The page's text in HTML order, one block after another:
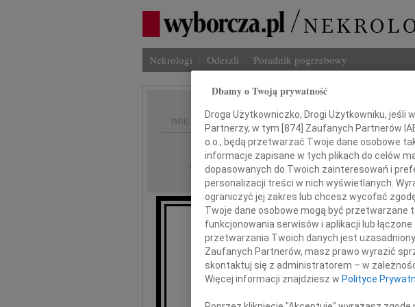
Nekrologi Odeszli Poradnik pogrzebowy
IMIĘ I NAZWISKO:
REGION: Częstochowa
DATA EMISJI: 20.01.2017
Dziesięć lat temu, 22 stycznia 2007 roku,
dr inż. Tadeusz
Dbamy o Twoją prywatność
Droga Użytkowniczko, Drogi Użytkowniku, jeśli
Partnerzy, w tym [874] Zaufanych Partnerów
o.o., będą przetwarzać Twoje dane osobowe
informacje zapisane w tych plikach do celów
dopasowanych do Twoich zainteresowań i
personalizacji treści w nich wyświetlanych.
ograniczyć jej zakres lub chcesz wycofać
Twoje dane osobowe mogą być przetwarzane
funkcjonowania serwisów i aplikacji lub
przetwarzania Twoich danych jest uzasadniony
Zaufanych Partnerów, masz prawo wyrazić
skontaktuj się z administratorem – w
Więcej informacji znajdziesz w Polityce